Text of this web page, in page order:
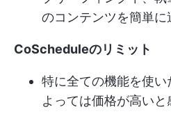
のコンテンツを簡単に
CoScheduleのリミット
特に全ての機能を使
よっては価格が高いと